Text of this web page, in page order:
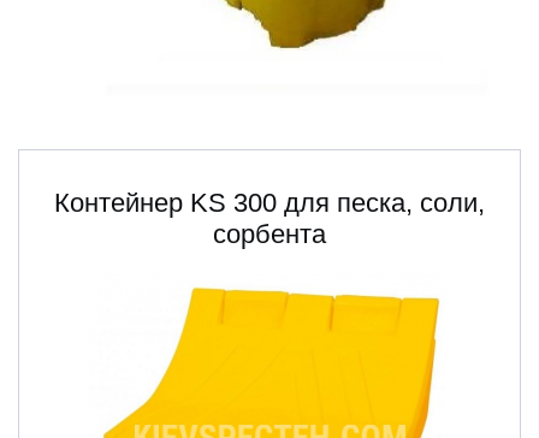
Контейнер KS 300 для песка, соли,
сорбента